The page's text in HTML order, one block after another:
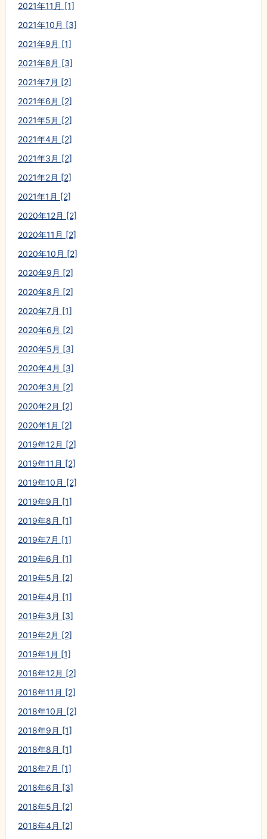
2021年11月 [1]
2021年10月 [3]
2021年9月 [1]
2021年8月 [3]
2021年7月 [2]
2021年6月 [2]
2021年5月 [2]
2021年4月 [2]
2021年3月 [2]
2021年2月 [2]
2021年1月 [2]
2020年12月 [2]
2020年11月 [2]
2020年10月 [2]
2020年9月 [2]
2020年8月 [2]
2020年7月 [1]
2020年6月 [2]
2020年5月 [3]
2020年4月 [3]
2020年3月 [2]
2020年2月 [2]
2020年1月 [2]
2019年12月 [2]
2019年11月 [2]
2019年10月 [2]
2019年9月 [1]
2019年8月 [1]
2019年7月 [1]
2019年6月 [1]
2019年5月 [2]
2019年4月 [1]
2019年3月 [3]
2019年2月 [2]
2019年1月 [1]
2018年12月 [2]
2018年11月 [2]
2018年10月 [2]
2018年9月 [1]
2018年8月 [1]
2018年7月 [1]
2018年6月 [3]
2018年5月 [2]
2018年4月 [2]